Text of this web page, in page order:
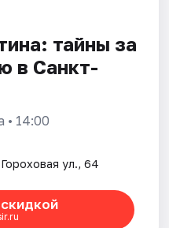
тайны за
в Санкт-
• 14:00
ул., 64